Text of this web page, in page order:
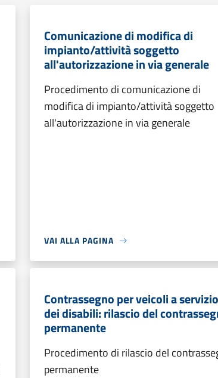
Comunicazione di modifica di
impianto/attività soggetto
all'autorizzazione in via generale
Procedimento di comunicazione di
modifica di impianto/attività soggetto
all'autorizzazione in via generale
VAI ALLA PAGINA
Contrassegno per veicoli a servizio
dei disabili: rilascio del
permanente
Procedimento di rilascio del
permanente